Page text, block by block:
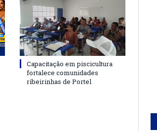
Capacitação em piscicultura
fortalece comunidades
ribeirinhas de Portel